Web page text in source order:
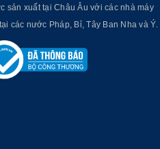
sản xuất tại Châu Âu với các nhà máy
các nước Pháp, Bỉ, Tây Ban Nha và Ý.